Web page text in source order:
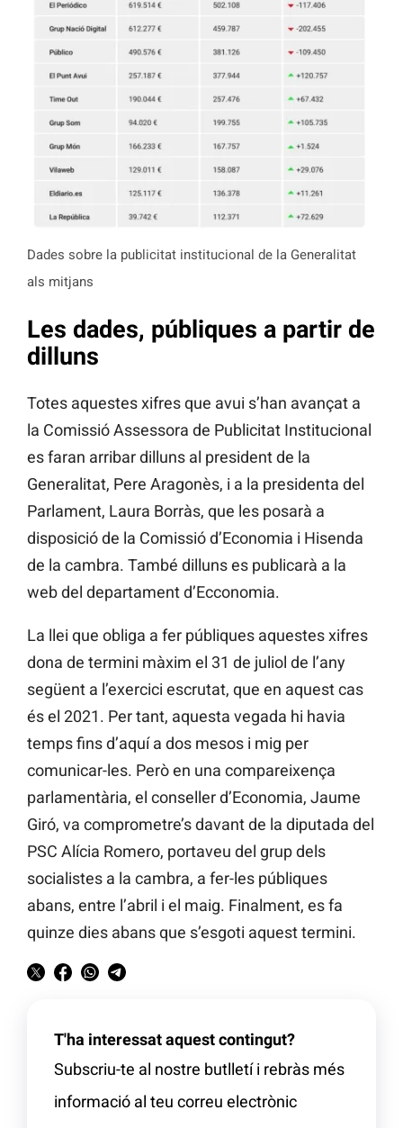
Dades sobre la publicitat institucional de la Generalitat
als mitjans
Les dades, públiques a partir de
dilluns
Totes aquestes xifres que avui s’han avançat a
la Comissió Assessora de Publicitat Institucional
es faran arribar dilluns al president de la
Generalitat, Pere Aragonès, i a la presidenta del
Parlament, Laura Borràs, que les posarà a
disposició de la Comissió d’Economia i Hisenda
de la cambra. També dilluns es publicarà a la
web del departament d’Ecconomia.
La llei que obliga a fer públiques aquestes xifres
dona de termini màxim el 31 de juliol de l’any
següent a l’exercici escrutat, que en aquest cas
és el 2021. Per tant, aquesta vegada hi havia
temps fins d’aquí a dos mesos i mig per
comunicar-les. Però en una compareixença
parlamentària, el conseller d’Economia, Jaume
Giró, va comprometre’s davant de la diputada del
PSC Alícia Romero, portaveu del grup dels
socialistes a la cambra, a fer-les públiques
abans, entre l’abril i el maig. Finalment, es fa
quinze dies abans que s’esgoti aquest termini.
T'ha interessat aquest contingut?
Subscriu-te al nostre butlletí i rebràs més
informació al teu correu electrònic